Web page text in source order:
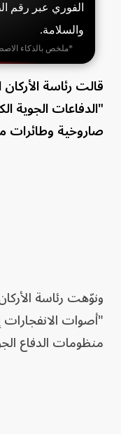
والسلامة.
*ملخص بالذكاء
قالت رئاسة الأركان
"الدفاعات الجوية
صاروخية وطائرات
ونوّهت رئاسة
"أصوات
منظومات الدفاع